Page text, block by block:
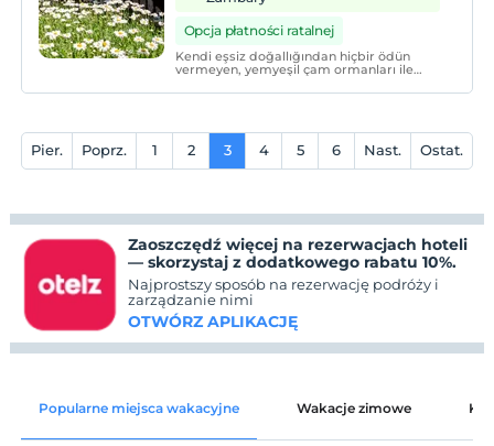
Opcja płatności ratalnej
Kendi eşsiz doğallığından hiçbir ödün
vermeyen, yemyeşil çam ormanları ile
güneşin teninizi okşadığı, kuş seslerinin
edebilirsiniz.
Pier. Poprz. 1 2 3 4 5 6 Nast. Ostat.
Zaoszczędź więcej na rezerwacjach hoteli
— skorzystaj z dodatkowego rabatu 10%.
Najprostszy sposób na rezerwację podróży i
zarządzanie nimi
OTWÓRZ APLIKACJĘ
Popularne miejsca wakacyjne Wakacje zimowe